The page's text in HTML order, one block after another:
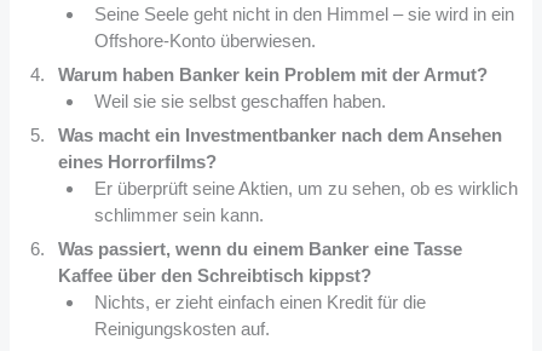
Seine Seele geht nicht in den Himmel – sie wird in ein
Offshore-Konto überwiesen.
Warum haben Banker kein Problem mit der Armut?
Weil sie sie selbst geschaffen haben.
Was macht ein Investmentbanker nach dem Ansehen
eines Horrorfilms?
Er überprüft seine Aktien, um zu sehen, ob es wirklich
schlimmer sein kann.
Was passiert, wenn du einem Banker eine Tasse
Kaffee über den Schreibtisch kippst?
Nichts, er zieht einfach einen Kredit für die
Reinigungskosten auf.